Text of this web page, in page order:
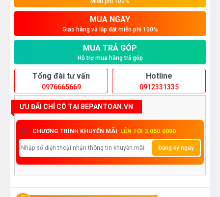
MUA NGAY
Giao hàng và lắp đặt miễn phí 100%
MUA TRẢ GÓP
Hỗ trợ mua hàng trả góp
Tổng đài tư vấn
0976665669
Hotline
0912331335
ƯU ĐÃI CHỈ CÓ TẠI BEPANTOAN.VN
CHƯƠNG TRÌNH KHUYẾN MÃI LÊN TỚI 3.050.000Đ
Đăng ký ngay